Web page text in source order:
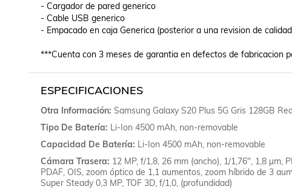
- Cargador de pared generico
- Cable USB generico
- Empacado en caja Generica (posterior a una revision de
***Cuenta con 3 meses de garantia en defectos de fabricacion
ESPECIFICACIONES
Otra Información Samsung Galaxy S20 Plus 5G Gris 128GB
Tipo De Batería Li-Ion 4500 mAh, non-removable
Capacidad De Batería Li-Ion 4500 mAh, non-removable
Cámara Trasera 12 MP, f/1,8, 26 mm (ancho), 1/1,76", 1,8 µm,
PDAF, OIS, zoom óptico de 1,1 aumentos, zoom híbrido de 3
Super Steady 0,3 MP, TOF 3D, f/1,0, (profundidad)